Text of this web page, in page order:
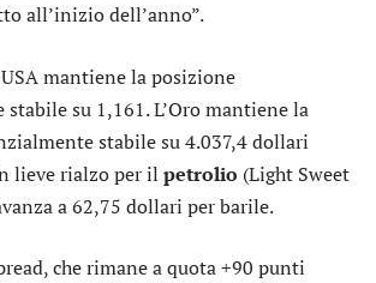
all’inizio dell’anno”.
mantiene la posizione
su 1,161. L’Oromantiene la
stabile su 4.037,4 dollari
lieve rialzo per il petrolio (Light Sweet
a 62,75 dollari per barile.
, che rimane a quota +90 punti